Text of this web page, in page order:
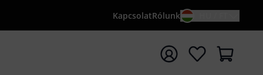
KapcsolatRólunk
indítása {searchTerm} keresőszóval